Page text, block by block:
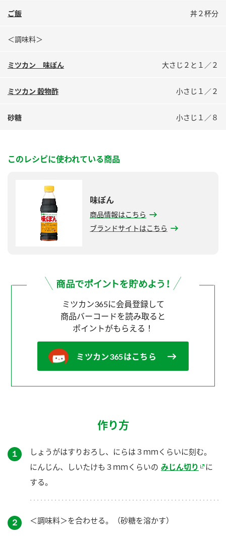
ご飯 丼２杯分
＜調味料＞
ミツカン 味ぽん 大さじ２と１／２
ミツカン 穀物酢 小さじ１／２
砂糖 小さじ１／８
このレシピに使われている商品
味ぽん
商品情報はこちら
ブランドサイトはこちら
ミツカン365に会員登録して
商品バーコードを読み取ると
ポイントがもらえる！
ミツカン365はこちら
作り方
１
しょうがはすりおろし、にらは３ｍｍくらいに刻む。
にんじん、しいたけも３ｍｍくらいの みじん切り
に
する。
２ ＜調味料＞を合わせる。（砂糖を溶かす）